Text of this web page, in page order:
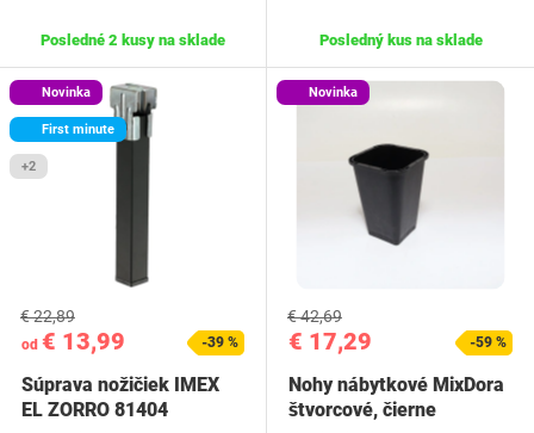
Posledné 2 kusy na sklade Posledný kus na sklade
Novinka
First minute
+2
od € 13,99
€ 22,89
-39 %
Súprava nožičiek IMEX
EL ZORRO 81404
Novinka
€ 17,29
€ 42,69
-59 %
Nohy nábytkové MixDora
štvorcové, čierne